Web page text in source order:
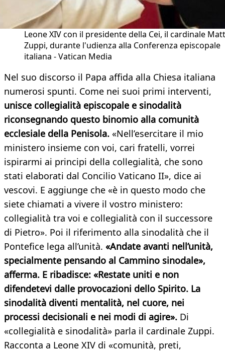
Leone XIV con il presidente della Cei, il cardinale
Zuppi, durante l'udienza alla Conferenza episcopale
italiana - Vatican Media
Nel suo discorso il Papa affida alla Chiesa italiana
numerosi spunti. Come nei suoi primi interventi,
unisce collegialità episcopale e sinodalità
riconsegnando questo binomio alla comunità
ecclesiale della Penisola. «Nell’esercitare il mio
ministero insieme con voi, cari fratelli, vorrei
ispirarmi ai principi della collegialità, che sono
stati elaborati dal Concilio Vaticano II», dice ai
vescovi. E aggiunge che «è in questo modo che
siete chiamati a vivere il vostro ministero:
collegialità tra voi e collegialità con il successore
di Pietro». Poi il riferimento alla sinodalità che il
Pontefice lega all’unità. «Andate avanti nell’unità,
specialmente pensando al Cammino sinodale»,
afferma. E ribadisce: «Restate uniti e non
difendetevi dalle provocazioni dello Spirito. La
sinodalità diventi mentalità, nel cuore, nei
processi decisionali e nei modi di agire». Di
«collegialità e sinodalità» parla il cardinale Zuppi.
Racconta a Leone XIV di «comunità, preti,